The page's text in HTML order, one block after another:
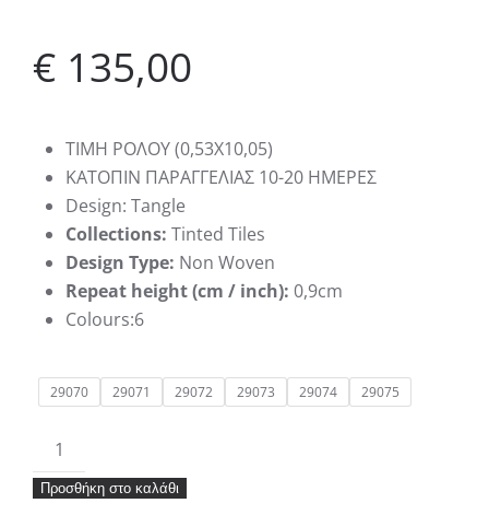
€ 135,00
ΤΙΜΗ ΡΟΛΟΥ (0,53Χ10,05)
KATΟΠΙΝ ΠΑΡΑΓΓΕΛΙΑΣ 10-20 ΗΜΕΡΕΣ
Design: Tangle
Collections: Tinted Tiles
Design Type: Non Woven
Repeat height (cm / inch): 0,9cm
Colours:6
29070 29071 29072 29073 29074 29075
Ταπετσαρία
Hookedonwalls
Tinted
Προσθήκη στο καλάθι